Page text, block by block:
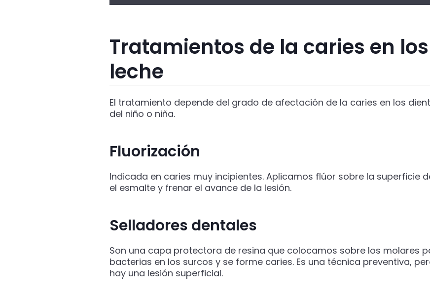
Tratamientos de la caries en
leche
El tratamiento depende del grado de afectación de la caries en los
del niño o niña.
Fluorización
Indicada en caries muy incipientes. Aplicamos flúor sobre la superficie
el esmalte y frenar el avance de la lesión.
Selladores dentales
Son una capa protectora de resina que colocamos sobre los molares
bacterias en los surcos y se forme caries. Es una técnica preventiva,
hay una lesión superficial.